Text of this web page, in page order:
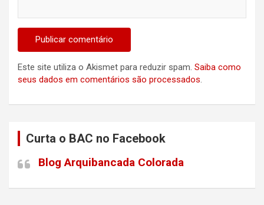
Este site utiliza o Akismet para reduzir spam. Saiba como
seus dados em comentários são processados.
Curta o BAC no Facebook
Blog Arquibancada Colorada